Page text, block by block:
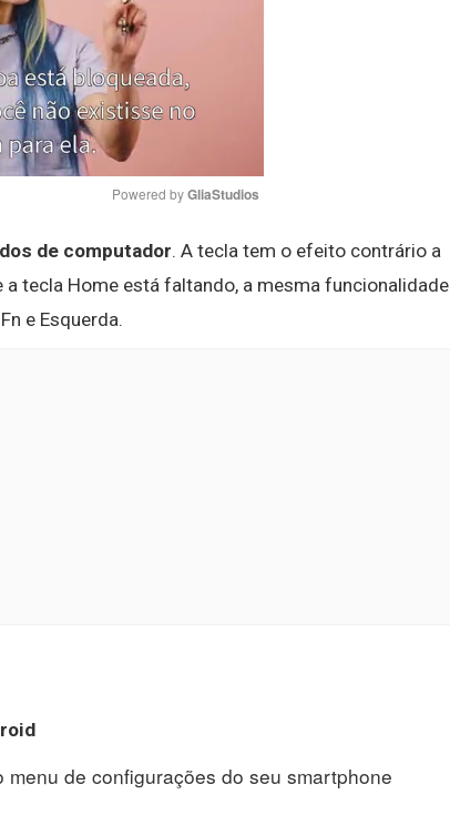
Mute
Powered by GliaStudios
de computador. A tecla tem o efeito contrário a
tecla Home está faltando, a mesma funcionalidade
e Esquerda.
de configurações do seu smartphone